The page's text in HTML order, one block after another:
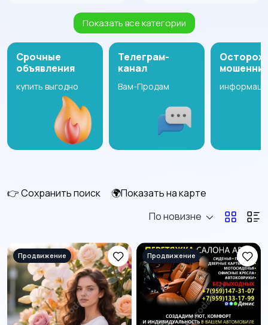
Лестницы
Стройматериалы
инструменты8
вентиляция12
Сантехника и
водоснабжение15
Сыпучие материалы
Показать все категории
Срочные
объявления
купить выгодно
Телеграм-
канал
Вам-Продам
👉 Сохранить поиск
🌍Показать на карте
По новизне